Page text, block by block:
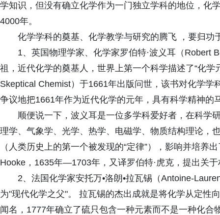
学知识，但没有确立化学作为一门独立学科的地位，化
4000年。
化学学科的奠基、化学教学与研究的腾飞 ，要归功
1、英国物理学家、化学家罗伯特·波义耳（
祖，近代化学的奠基人，世界上第一个科学描述了“化
Skeptical Chemist）于1661年出版问世，该书对化学
争议地把1661年作为近代化学的元年，具有科学精神的
顺便说一下，波义耳是一位多学科爱好者，在科学
理学、气象学、光学、热学、电磁学、物质结构理论，
（人类历史上的第一个被发现的“定律”），影响并培养
Hooke，1635年—1703年，又译罗伯特·虎克，提出关
2、法国化学家安托万•洛朗•拉瓦锡（Antoine-
为"现代化学之父"。 拉瓦锡的杰出成就是将化学从定性
闻名，1777年确立了硫只包含一种元素而不是一种化